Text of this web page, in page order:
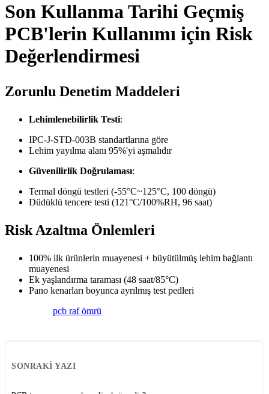
Son Kullanma Tarihi Geçmiş
PCB'lerin Kullanımı için Risk
Değerlendirmesi
Zorunlu Denetim Maddeleri
Lehimlenebilirlik Testi:
IPC-J-STD-003B standartlarına göre
Lehim yayılma alanı 95%'yi aşmalıdır
Güvenilirlik Doğrulaması:
Termal döngü testleri (-55°C~125°C, 100 döngü)
Düdüklü tencere testi (121°C/100%RH, 96 saat)
Risk Azaltma Önlemleri
100% ilk ürünlerin muayenesi + büyütülmüş lehim bağlantı
muayenesi
Ek yaşlandırma taraması (48 saat/85°C)
Pano kenarları boyunca ayrılmış test pedleri
pcb raf ömrü
SONRAKI YAZI